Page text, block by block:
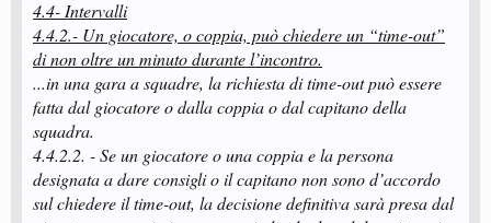
4.4- Intervalli
4.4.2.- Un giocatore, o coppia, può chiedere un “time-out”
di non oltre un minuto durante l’incontro.
...in una gara a squadre, la richiesta di time-out può essere
fatta dal giocatore o dalla coppia o dal capitano della
squadra.
4.4.2.2. - Se un giocatore o una coppia e la persona
designata a dare consigli o il capitano non sono d’accordo
sul chiedere il time-out, la decisione definitiva sarà presa dal